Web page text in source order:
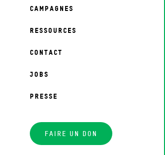
CAMPAGNES
RESSOURCES
CONTACT
JOBS
PRESSE
FAIRE UN DON